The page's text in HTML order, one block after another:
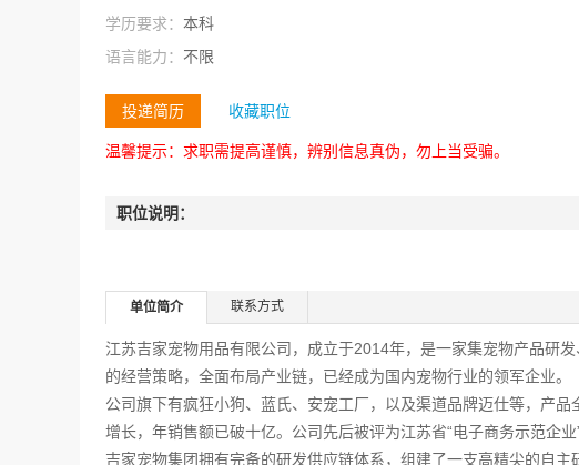
学历要求： 本科
语言能力： 不限
投递简历 收藏职位
温馨提示：求职需提高谨慎，辨别信息真伪，勿上当受骗。
职位说明：
单位简介 联系方式
江苏吉家宠物用品有限公司，成立于2014年，是一家集宠物产品研
的经营策略，全面布局产业链，已经成为国内宠物行业的领军企业。
公司旗下有疯狂小狗、蓝氏、安宠工厂，以及渠道品牌迈仕等，产
增长，年销售额已破十亿。公司先后被评为江苏省“电子商务示范企
吉家宠物集团拥有完备的研发供应链体系，组建了一支高精尖的自